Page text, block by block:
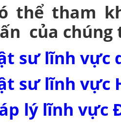
thể tham
của chúng
sư lĩnh vực
sư lĩnh vực
lý lĩnh vực